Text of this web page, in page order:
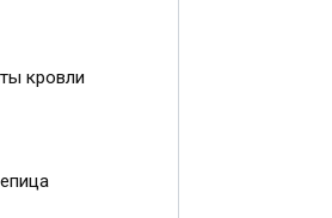
кровли